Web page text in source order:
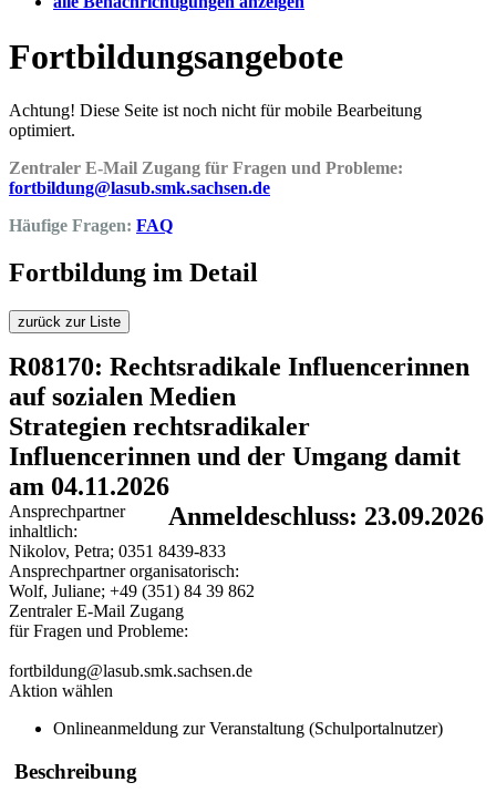
Fortbildungsangebote
Achtung! Diese Seite ist noch nicht für mobile Bearbeitung
optimiert.
Zentraler E-Mail Zugang für Fragen und Probleme:
fortbildung@lasub.smk.sachsen.de
Häufige Fragen: FAQ
Fortbildung im Detail
zurück zur Liste
R08170: Rechtsradikale Influencerinnen
auf sozialen Medien
Strategien rechtsradikaler
Influencerinnen und der Umgang damit
am 04.11.2026
Anmeldeschluss: 23.09.2026
Ansprechpartner
inhaltlich:
Nikolov, Petra; 0351 8439-833
Ansprechpartner organisatorisch:
Wolf, Juliane; +49 (351) 84 39 862
Zentraler E-Mail Zugang
für Fragen und Probleme:
fortbildung@lasub.smk.sachsen.de
Aktion wählen
Onlineanmeldung zur Veranstaltung (Schulportalnutzer)
Beschreibung